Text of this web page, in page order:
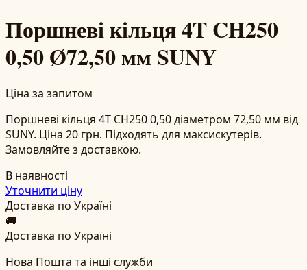
Поршневі кільця 4T CH250
0,50 Ø72,50 мм SUNY
Ціна за запитом
Поршневі кільця 4T CH250 0,50 діаметром 72,50 мм від
SUNY. Ціна 20 грн. Підходять для максискутерів.
Замовляйте з доставкою.
В наявності
Уточнити ціну
Доставка по Україні
🚚
Доставка по Україні
Нова Пошта та інші служби